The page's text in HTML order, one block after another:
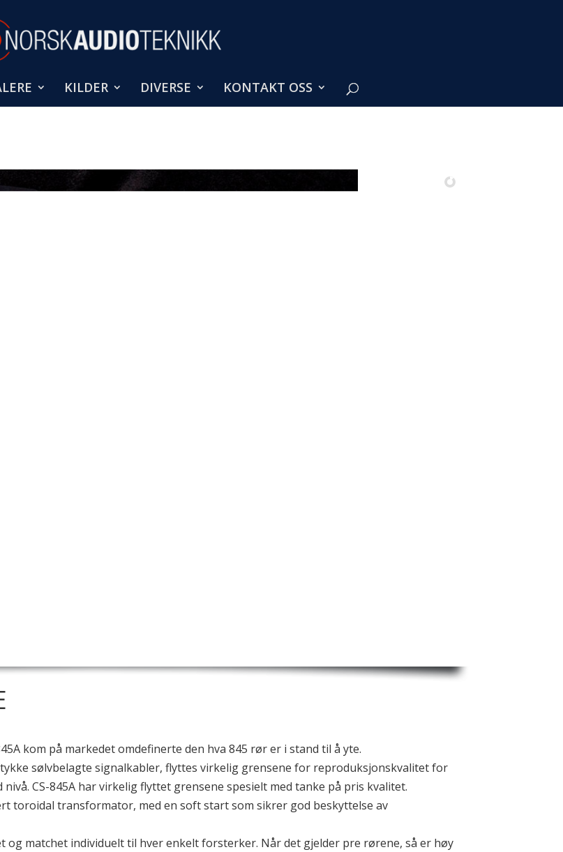
KILDER DIVERSE KONTAKT OSS
kom på markedet omdefinerte den hva 845 rør er i stand til å yte.
sølvbelagte signalkabler, flyttes virkelig grensene for reproduksjonskvalitet for
CS-845A har virkelig flyttet grensene spesielt med tanke på pris kvalitet.
toroidal transformator, med en soft start som sikrer god beskyttelse av
og matchet individuelt til hver enkelt forsterker. Når det gjelder pre rørene, så er høy